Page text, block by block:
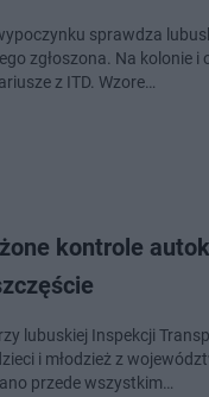
sprawdza
zgłoszona. Na kolonie
z ITD. Wzore…
kontrole
lubuskiej Inspekcji
i młodzież z
przede wszystkim…